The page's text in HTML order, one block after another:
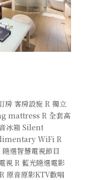
房 客房設施 R 獨立
mattress R 全套高
冰箱 Silent
WiFi R
選智慧電視節目
視 R 藍光隨選電影
原音原影KTV歡唱